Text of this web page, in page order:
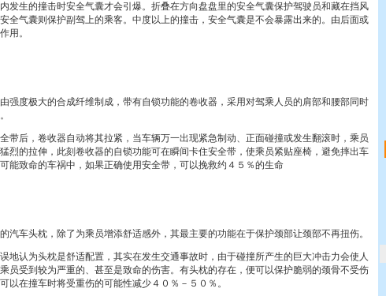
发生的撞击时安全气囊才会引爆。折叠在方向盘盘里的安全气囊保护驾驶员和藏在挡风
全气囊则保护副驾上的乘客。中度以上的撞击，安全气囊是不会暴露出来的。由后面或
用。
度极大的合成纤维制成，带有自锁功能的卷收器，采用对驾乘人员的肩部和腰部同时
后，卷收器自动将其拉紧，当车辆万一出现紧急制动、正面碰撞或发生翻滚时，乘员
烈的拉伸，此刻卷收器的自锁功能可在瞬间卡住安全带，使乘员紧贴座椅，避免摔出车
能致命的车祸中，如果正确使用安全带，可以挽救约４５％的生命
车头枕，除了为乘员增添舒适感外，其最主要的功能在于保护颈部让颈部不再扭伤。
认为头枕是舒适配置，其实在发生交通事故时，由于碰撞所产生的巨大冲击力会使人
员受到较为严重的、甚至是致命的伤害。有头枕的存在，便可以保护脆弱的颈骨不受伤
以在撞车时将受重伤的可能性减少４０％－５０％。